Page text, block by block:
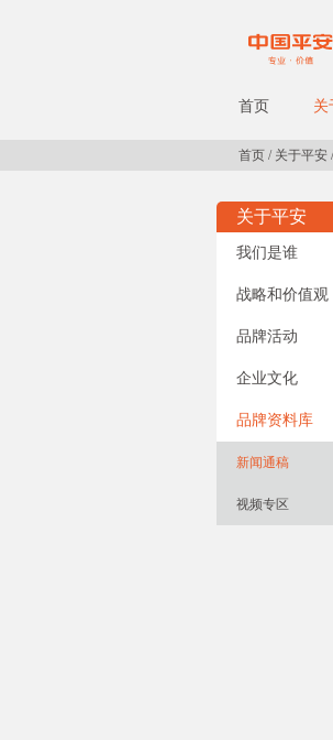
首页 关
首页 / 关于平安 /
关于平安
我们是谁
战略和价值观
品牌活动
企业文化
品牌资料库
新闻通稿
视频专区